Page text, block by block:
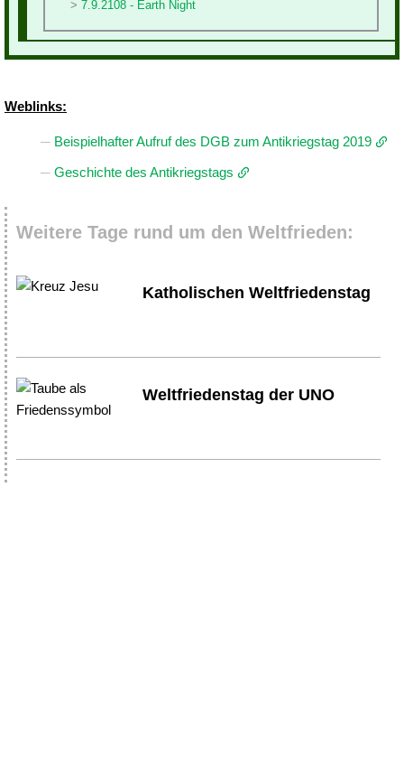
7.9.2108 - Earth Night
Weblinks:
Beispielhafter Aufruf des DGB zum Antikriegstag 2019
Geschichte des Antikriegstags
Weitere Tage rund um den Weltfrieden:
Katholischen Weltfriedenstag
Weltfriedenstag der UNO